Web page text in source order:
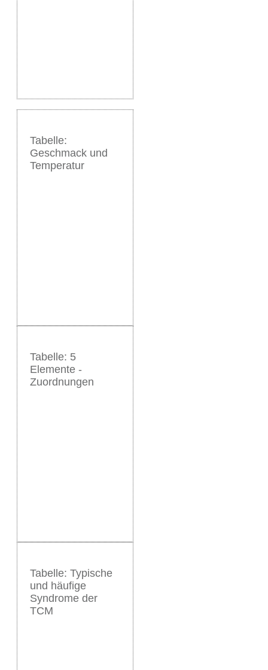
Tabelle:
Geschmack und
Temperatur
Tabelle: 5
Elemente -
Zuordnungen
Tabelle: Typische
und häufige
Syndrome der
TCM